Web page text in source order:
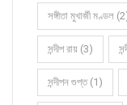
সঙ্গীতা মুখার্জী মণ্ডল
সন্দীপ রায় (3)
সন্দীপন গুপ্ত (1)